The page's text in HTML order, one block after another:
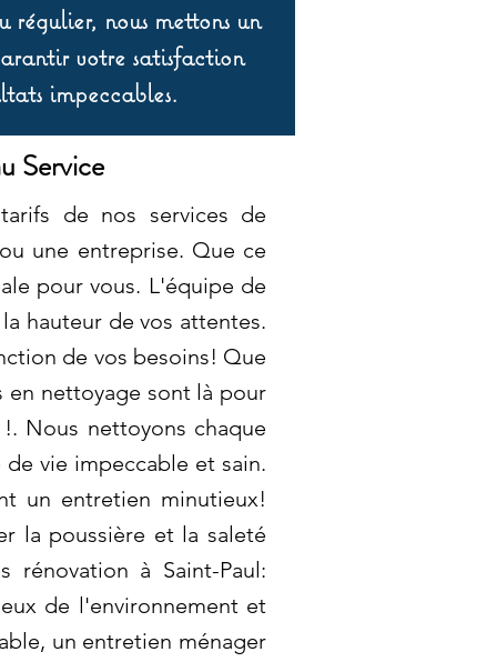
régulier, nous mettons un
votre satisfaction
impeccables.
Service
de nos services de
une entreprise. Que ce
pour vous. L'équipe de
hauteur de vos attentes.
de vos besoins! Que
en nettoyage sont là pour
Nous nettoyons chaque
vie impeccable et sain.
un entretien minutieux!
la poussière et la saleté
rénovation à Saint-Paul:
de l'environnement et
un entretien ménager